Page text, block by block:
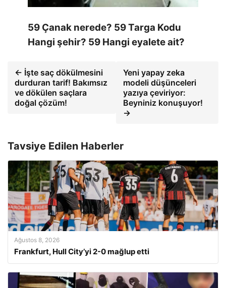
59 Çanak nerede? 59 Targa Kodu
Hangi şehir? 59 Hangi eyalete ait?
← İşte saç dökülmesini
durduran tarif! Bakımsız
ve dökülen saçlara
doğal çözüm!
Yeni yapay zeka
modeli düşünceleri
yazıya çeviriyor:
Beyniniz konuşuyor!
→
Tavsiye Edilen Haberler
Ağustos 8, 2026
Frankfurt, Hull City’yi 2-0 mağlup etti